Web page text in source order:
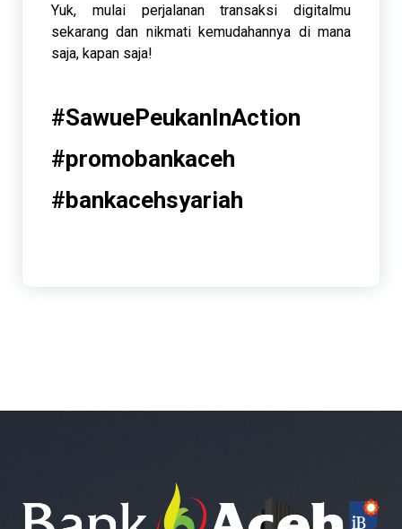
Yuk, mulai perjalanan transaksi digitalmu
sekarang dan nikmati kemudahannya di mana
saja, kapan saja!
#SawuePeukanInAction
#promobankaceh
#bankacehsyariah